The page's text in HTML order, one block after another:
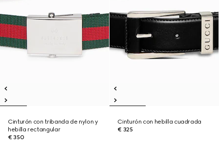
Cinturón con tribanda de nylon y
hebilla rectangular
€ 350
Cinturón con hebilla cuadrada
€ 325